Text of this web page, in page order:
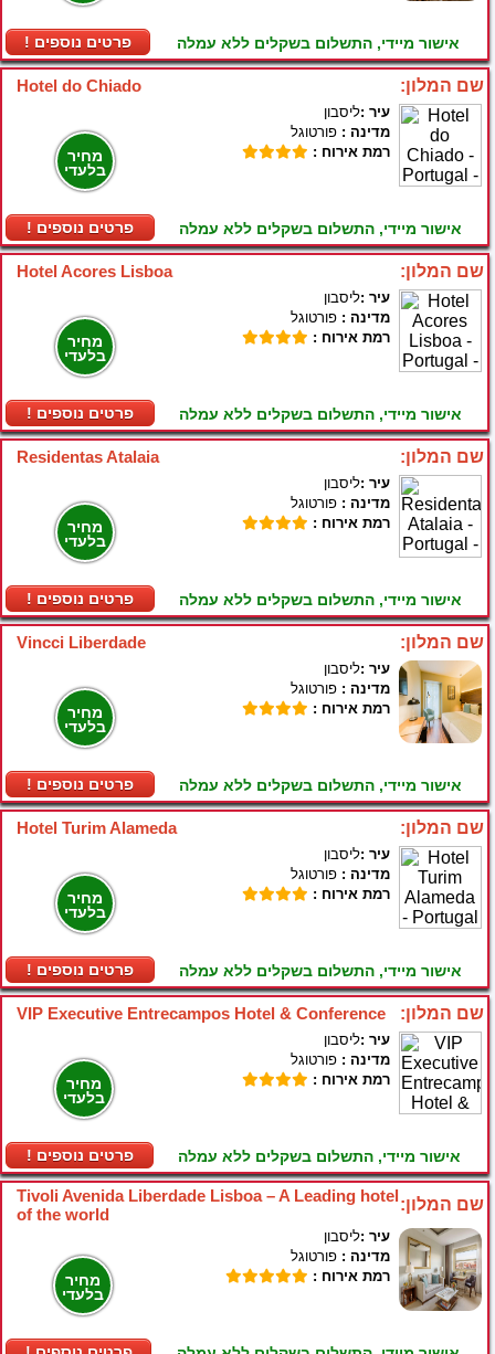
! פרטים נוספים אישור מיידי, התשלום בשקלים ללא עמלה
Hotel do Chiado שם המלון:
מחיר
בלעדי
! פרטים נוספים
עיר :ליסבון
מדינה : פורטוגל
רמת אירוח :
אישור מיידי, התשלום בשקלים ללא עמלה
Hotel Acores Lisboa שם המלון:
מחיר
בלעדי
! פרטים נוספים
עיר :ליסבון
מדינה : פורטוגל
רמת אירוח :
אישור מיידי, התשלום בשקלים ללא עמלה
Residentas Atalaia שם המלון:
מחיר
בלעדי
! פרטים נוספים
עיר :ליסבון
מדינה : פורטוגל
רמת אירוח :
אישור מיידי, התשלום בשקלים ללא עמלה
Vincci Liberdade שם המלון:
מחיר
בלעדי
! פרטים נוספים
עיר :ליסבון
מדינה : פורטוגל
רמת אירוח :
אישור מיידי, התשלום בשקלים ללא עמלה
Hotel Turim Alameda שם המלון:
מחיר
בלעדי
! פרטים נוספים
עיר :ליסבון
מדינה : פורטוגל
רמת אירוח :
אישור מיידי, התשלום בשקלים ללא עמלה
VIP Executive Entrecampos Hotel & Conference שם המלון:
מחיר
בלעדי
! פרטים נוספים
עיר :ליסבון
מדינה : פורטוגל
רמת אירוח :
אישור מיידי, התשלום בשקלים ללא עמלה
Tivoli Avenida Liberdade Lisboa – A Leading hotel
of the world
שם המלון:
מחיר
בלעדי
עיר :ליסבון
מדינה : פורטוגל
רמת אירוח :